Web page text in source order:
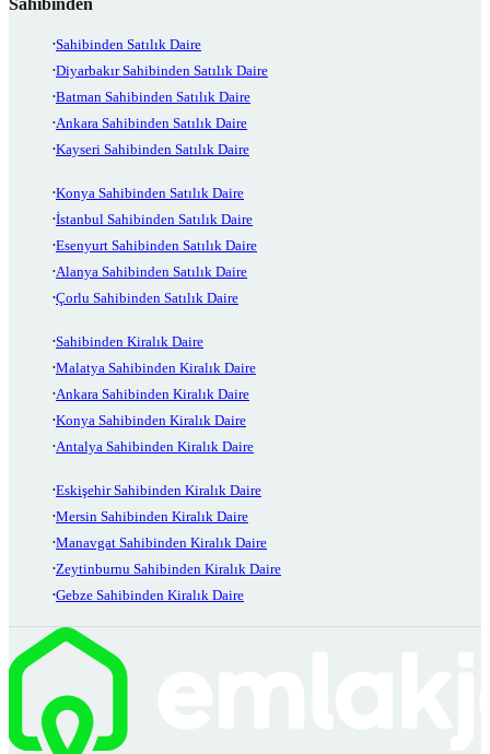
Sahibinden Satılık Daire
Diyarbakır Sahibinden Satılık Daire
Batman Sahibinden Satılık Daire
Ankara Sahibinden Satılık Daire
Kayseri Sahibinden Satılık Daire
Konya Sahibinden Satılık Daire
İstanbul Sahibinden Satılık Daire
Esenyurt Sahibinden Satılık Daire
Alanya Sahibinden Satılık Daire
Çorlu Sahibinden Satılık Daire
Sahibinden Kiralık Daire
Malatya Sahibinden Kiralık Daire
Ankara Sahibinden Kiralık Daire
Konya Sahibinden Kiralık Daire
Antalya Sahibinden Kiralık Daire
Eskişehir Sahibinden Kiralık Daire
Mersin Sahibinden Kiralık Daire
Manavgat Sahibinden Kiralık Daire
Zeytinburnu Sahibinden Kiralık Daire
Gebze Sahibinden Kiralık Daire